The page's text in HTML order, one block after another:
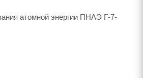
атомной энергии ПНАЭ Г-7-